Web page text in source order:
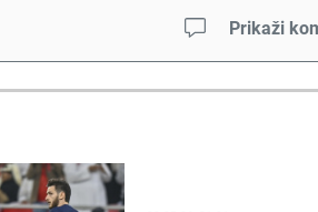
Prikaži